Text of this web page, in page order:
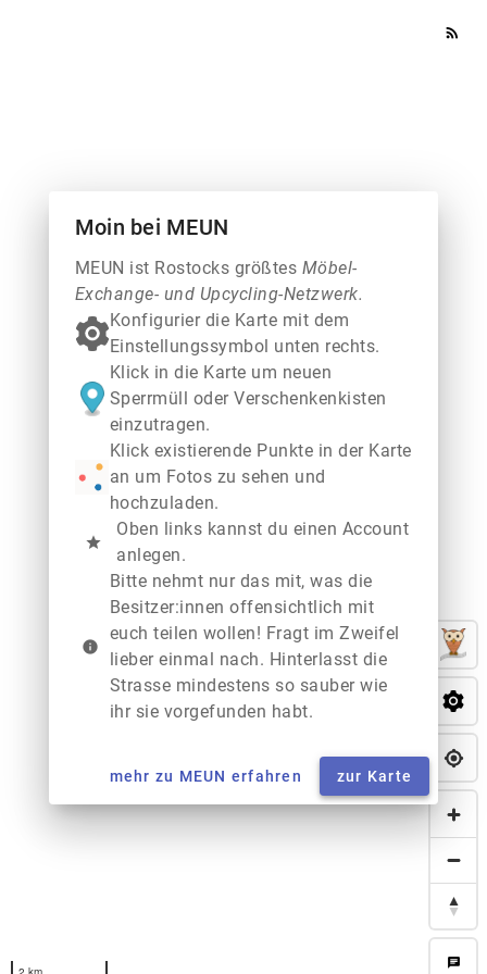
rss_feed
chat
Moin bei MEUN
MEUN ist Rostocks größtes Möbel-
Exchange- und Upcycling-Netzwerk.
Konfigurier die Karte mit dem
Einstellungssymbol unten rechts.
Klick in die Karte um neuen
Sperrmüll oder Verschenkenkisten
einzutragen.
Klick existierende Punkte in der Karte
an um Fotos zu sehen und
hochzuladen.
star
Oben links kannst du einen Account
anlegen.
info
Bitte nehmt nur das mit, was die
Besitzer:innen offensichtlich mit
euch teilen wollen! Fragt im Zweifel
lieber einmal nach. Hinterlasst die
Strasse mindestens so sauber wie
ihr sie vorgefunden habt.
mehr zu MEUN erfahren zur Karte